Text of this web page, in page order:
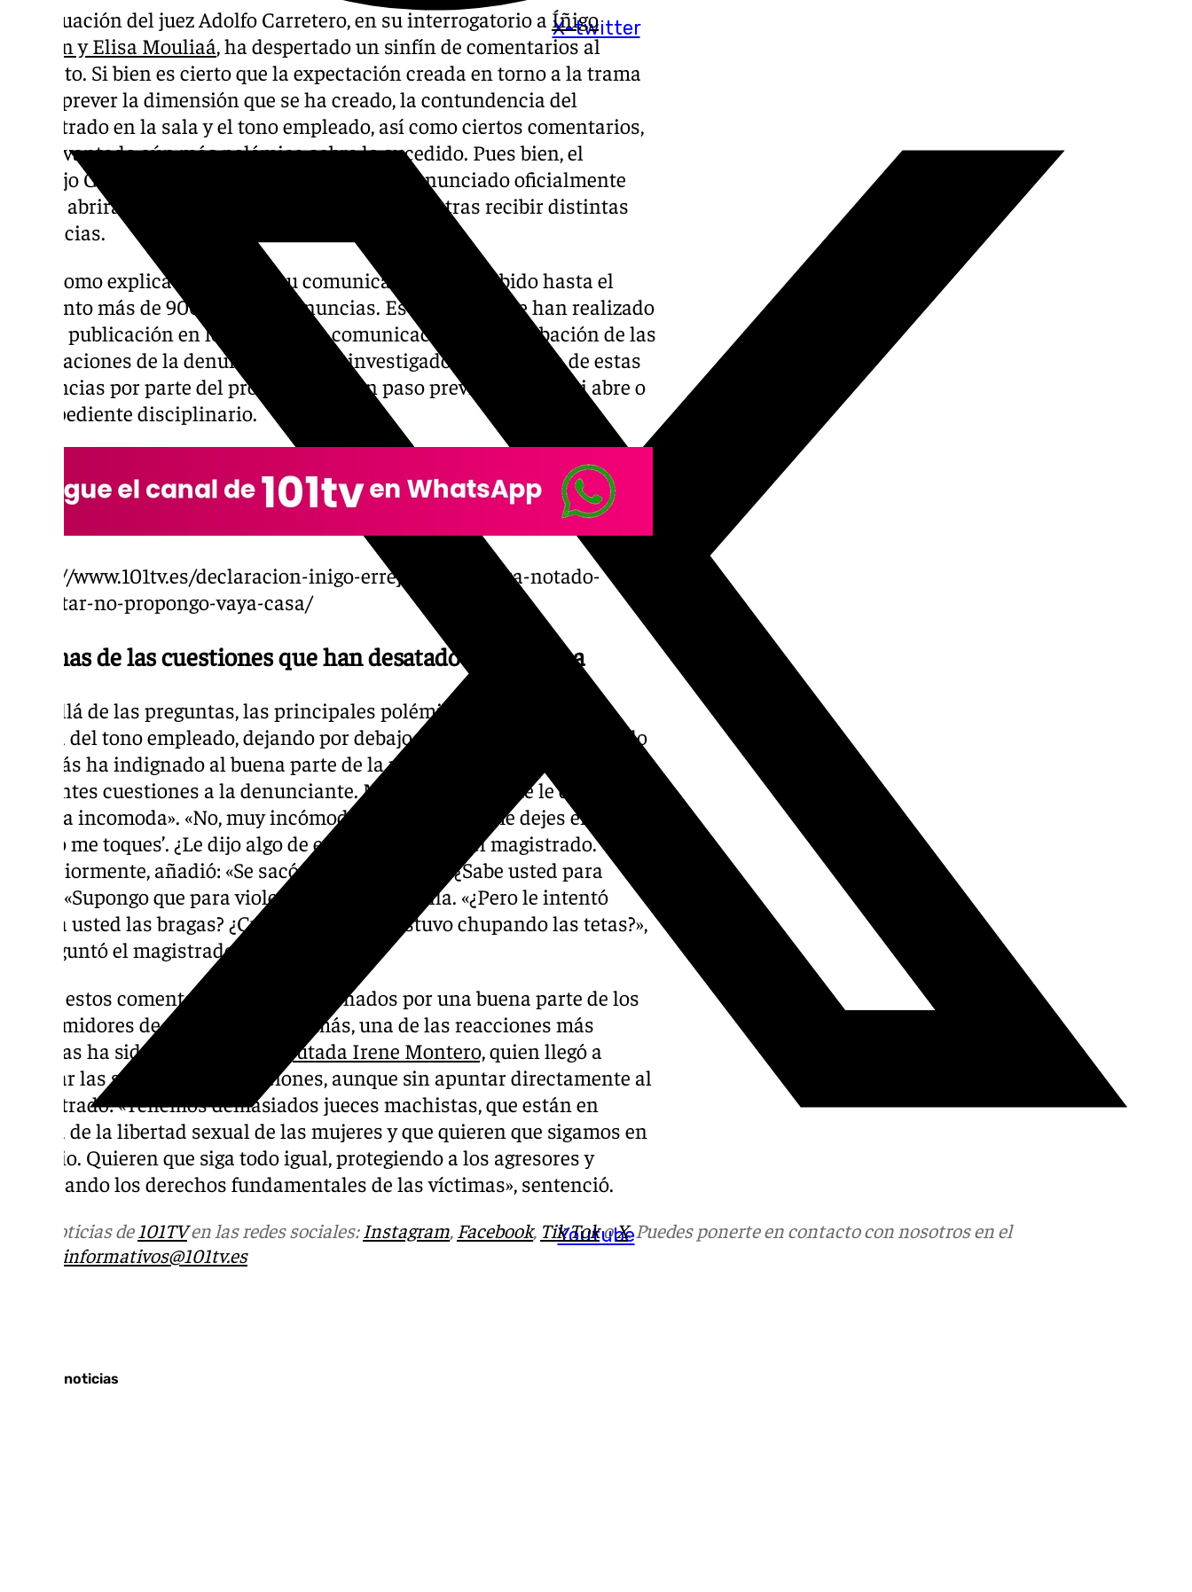
X-twitter
Youtube
La actuación del juez Adolfo Carretero, en su interrogatorio a Íñigo
Errejón y Elisa Mouliaá, ha despertado un sinfín de comentarios al
respecto. Si bien es cierto que la expectación creada en torno a la trama
hacía prever la dimensión que se ha creado, la contundencia del
magistrado en la sala y el tono empleado, así como ciertos comentarios,
han levantado aún más polémica sobre lo sucedido. Pues bien, el
Consejo General del Poder Judicial (CGPJ) ha anunciado oficialmente
que se abrirá una investigación sobre lo ocurrido tras recibir distintas
denuncias.
Tal y como explica el CGPJ en su comunicado, han recibido hasta el
momento más de 900 quejas y denuncias. Estos hechos se han realizado
tras la publicación en los medios de comunicación de la grabación de las
declaraciones de la denunciante y del investigado. La apertura de estas
diligencias por parte del promotor son un paso previo a decidir si abre o
no expediente disciplinario.
https://www.101tv.es/declaracion-inigo-errejon-si-hubiera-notado-
malestar-no-propongo-vaya-casa/
Algunas de las cuestiones que han desatado la polémica
Más allá de las preguntas, las principales polémicas han salpicado
acerca del tono empleado, dejando por debajo a ambos actores. Eso sí, lo
que más ha indignado al buena parte de la población han sido las
siguientes cuestiones a la denunciante. Mouliaá aclaró que le dijo que
«estaba incomoda». «No, muy incómoda no. Decir ‘que me dejes en paz,
que no me toques’. ¿Le dijo algo de eso?», repreguntó el magistrado.
Posteriormente, añadió: «Se sacó el miembro viril. ¿Sabe usted para
qué?». «Supongo que para violentarme», aclaró ella. «¿Pero le intentó
bajar a usted las bragas? ¿Cuánto tiempo le estuvo chupando las tetas?»,
le preguntó el magistrado.
Todos estos comentarios han sido tachados por una buena parte de los
consumidores de esta noticia. Además, una de las reacciones más
sonadas ha sido la de la
Eurodiputada Irene Montero,quien llegó a
realizar las siguientes afirmaciones, aunque sin apuntar directamente al
magistrado: «Tenemos demasiados jueces machistas, que están en
contra de la libertad sexual de las mujeres y que quieren que sigamos en
silencio. Quieren que siga todo igual, protegiendo a los agresores y
vulnerando los derechos fundamentales de las víctimas», sentenció.
Más noticias de101TVen las redes sociales:Instagram, Facebook, Tik TokoX. Puedes ponerte en contacto con nosotros en el
informativos@101tv.es
Últimas noticias